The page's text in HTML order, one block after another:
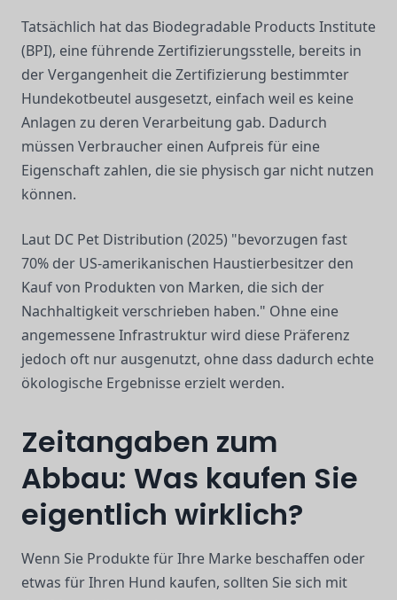
Tatsächlich hat das Biodegradable Products Institute
(BPI), eine führende Zertifizierungsstelle, bereits in
der Vergangenheit die Zertifizierung bestimmter
Hundekotbeutel ausgesetzt, einfach weil es keine
Anlagen zu deren Verarbeitung gab. Dadurch
müssen Verbraucher einen Aufpreis für eine
Eigenschaft zahlen, die sie physisch gar nicht nutzen
können.
Laut DC Pet Distribution (2025) "bevorzugen fast
70% der US-amerikanischen Haustierbesitzer den
Kauf von Produkten von Marken, die sich der
Nachhaltigkeit verschrieben haben." Ohne eine
angemessene Infrastruktur wird diese Präferenz
jedoch oft nur ausgenutzt, ohne dass dadurch echte
ökologische Ergebnisse erzielt werden.
Zeitangaben zum
Abbau: Was kaufen Sie
eigentlich wirklich?
Wenn Sie Produkte für Ihre Marke beschaffen oder
etwas für Ihren Hund kaufen, sollten Sie sich mit